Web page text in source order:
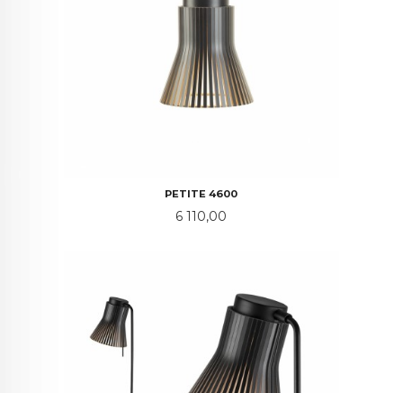
PETITE 4600
Pris
6 110,00